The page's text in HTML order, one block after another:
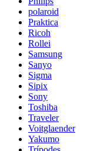
polaroid
Praktica
Ricoh
Rollei
Samsung
Sanyo
Sigma
Sipix
Sony
Toshiba
Traveler
Voitglaender
Yakumo